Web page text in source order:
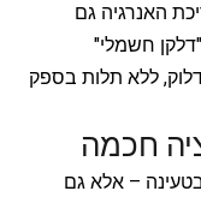
האנרגיה גם
חשמלי"
ללא תלות בספק
חכמה
– אלא גם